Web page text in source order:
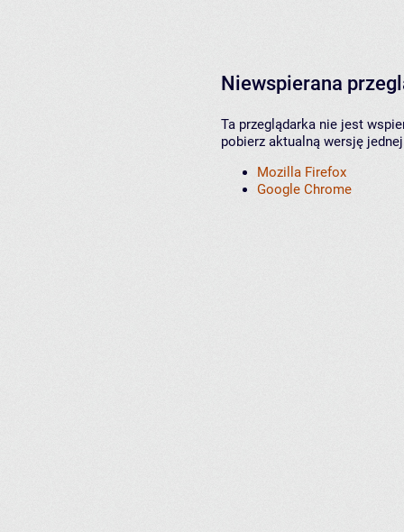
Niewspierana
Ta przeglądarka nie jest
pobierz aktualną wersję
Mozilla Firefox
Google Chrome